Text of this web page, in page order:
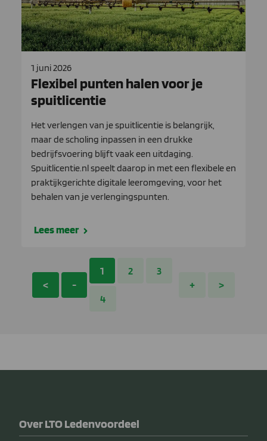
1 juni 2026
Flexibel punten halen voor je
spuitlicentie
Het verlengen van je spuitlicentie is belangrijk,
maar de scholing inpassen in een drukke
bedrijfsvoering blijft vaak een uitdaging.
Spuitlicentie.nl speelt daarop in met een flexibele en
praktijkgerichte digitale leeromgeving, voor het
behalen van je verlengingspunten.
Lees meer
< -
1 2 3
4
+ >
Over LTO Ledenvoordeel